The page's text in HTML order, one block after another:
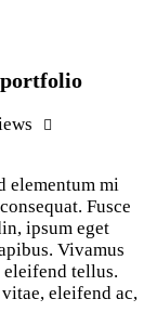
portfolio
elementum mi
Fusce
ipsum eget
Vivamus
eleifend tellus.
eleifend ac,